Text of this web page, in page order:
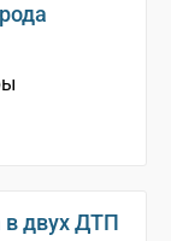
в двух ДТП